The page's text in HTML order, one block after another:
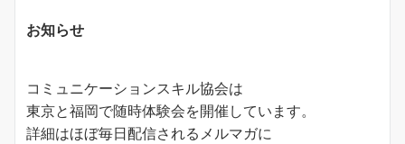
お知らせ
コミュニケーションスキル協会は
東京と福岡で随時体験会を開催しています。
詳細はほぼ毎日配信されるメルマガに